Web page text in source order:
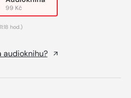
99 Kč
hod.)
audioknihu?